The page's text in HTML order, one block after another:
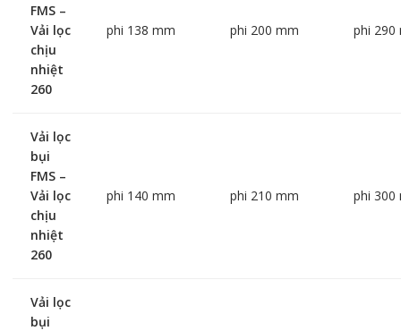
FMS –
Vải lọc
chịu
nhiệt
260
phi 138 mm phi 200 mm phi 290
Vải lọc
bụi
FMS –
Vải lọc
chịu
nhiệt
260
phi 140 mm phi 210 mm phi 300
Vải lọc
bụi